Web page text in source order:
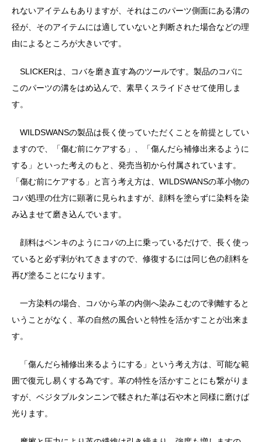
れないアイテムもありますが、それはこのパーツ側面にある溝の
径が、そのアイテムには適していないと判断された場合などの理
由によるところが大きいです。
SLICKERは、コバを磨き直す為のツールです。製品のコバに
このパーツの溝をはめ込んで、素早くスライドさせて使用しま
す。
WILDSWANSの製品は長く使っていただくことを前提としてい
ますので、「傷む前にケアする」、「傷んだら補修出来るように
する」といった考えのもと、発売当初から付属されています。
「傷む前にケアする」と言う考え方は、WILDSWANSの革小物の
コバ処理の仕方に顕著に見られますが、顔料を塗らずに染料を染
み込ませて磨き込んでいます。
顔料はペンキのようにコバの上に乗っているだけで、長く使っ
ていると必ず剥がれてきますので、修復するには同じ色の顔料を
再び塗ることになります。
一方染料の場合、コバから革の内側へ染みこむので剥離すると
いうことがなく、革の自然の風合いと特性を活かすことが出来ま
す。
「傷んだら補修出来るようにする」という考え方は、可能な範
囲で復元し易くする為です。革の特性を活かすことにも繋がりま
すが、ベジタブルタンニンで鞣された革は石や木と同様に磨けば
光ります。